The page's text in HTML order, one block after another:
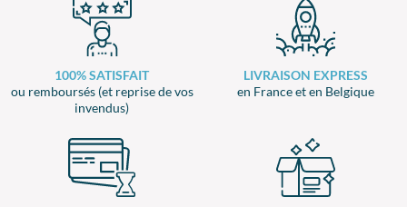
100% SATISFAIT
ou remboursés (et reprise de vos
invendus)
LIVRAISON EXPRESS
en France et en Belgique